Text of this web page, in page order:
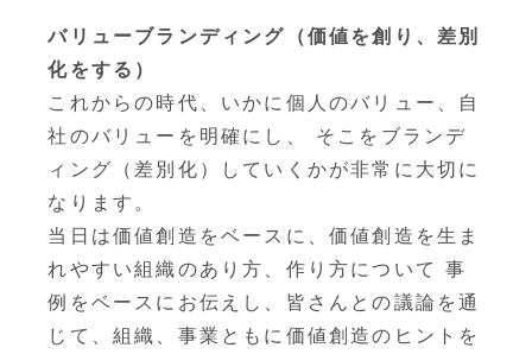
バリューブランディング（価値を創り、差別
化をする）
これからの時代、いかに個人のバリュー、自
社のバリューを明確にし、 そこをブランデ
ィング（差別化）していくかが非常に大切に
なります。
当日は価値創造をベースに、価値創造を生ま
れやすい組織のあり方、作り方について 事
例をベースにお伝えし、皆さんとの議論を通
じて、組織、事業ともに価値創造のヒントを